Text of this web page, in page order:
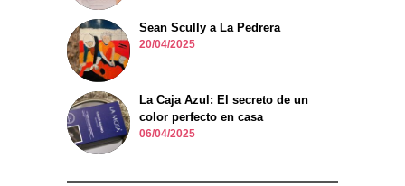
Sean Scully a La Pedrera
20/04/2025
La Caja Azul: El secreto de un
color perfecto en casa
06/04/2025